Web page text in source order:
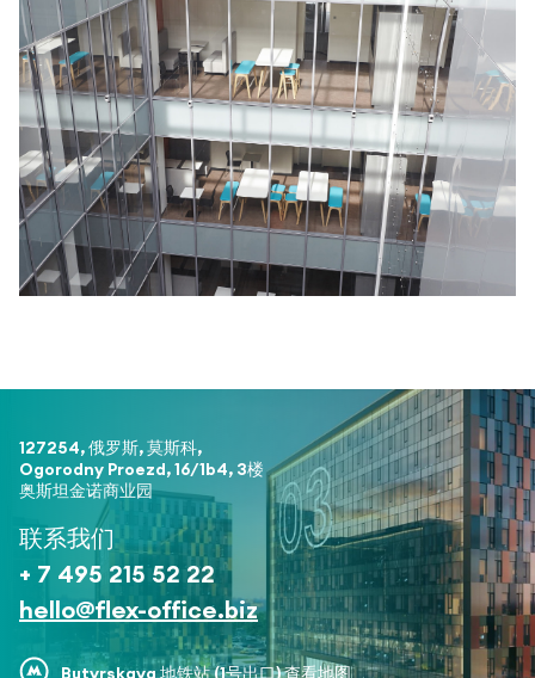
127254, 俄罗斯, 莫斯科,
Ogorodny Proezd, 16/1b4, 3楼
奥斯坦金诺商业园
联系我们
+ 7 495 215 52 22
hello@flex-office.biz
Butyrskaya 地铁站 (1号出口)查看地图